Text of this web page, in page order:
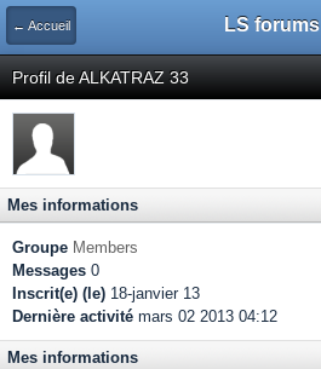
← Accueil LS forums
Profil de ALKATRAZ 33
Mes informations
Groupe Members
Messages 0
Inscrit(e) (le) 18-janvier 13
Dernière activité mars 02 2013 04:12
Mes informations